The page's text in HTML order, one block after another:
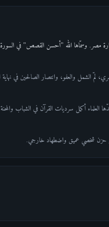
لمّ الشمل والعفو، وانتصار الصالحين في
أكمل سرديات القرآن في الشباب والمحنة
حزن شخصي عميق واضطهاد خارجي.